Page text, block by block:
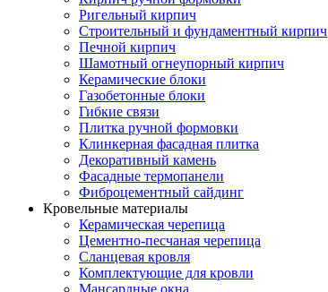
Ригельный кирпич
Строительный и фундаментный кирпич
Печной кирпич
Шамотный огнеупорный кирпич
Керамические блоки
Газобетонные блоки
Гибкие связи
Плитка ручной формовки
Клинкерная фасадная плитка
Декоративный камень
Фасадные термопанели
Фиброцементный сайдинг
Кровельные материалы
Керамическая черепица
Цементно-песчаная черепица
Сланцевая кровля
Комплектующие для кровли
Мансардные окна